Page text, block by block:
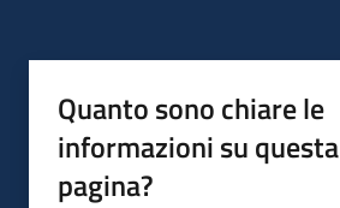
Quanto sono chiare le
informazioni su questa
pagina?